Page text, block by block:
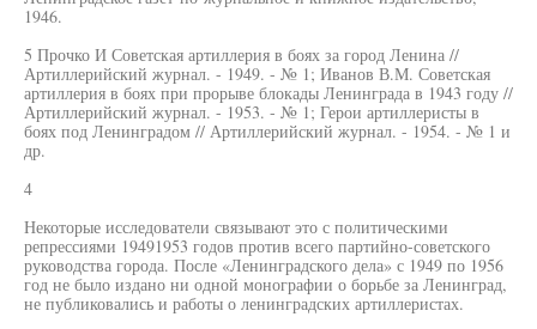
1946.
5 Прочко И Советская артиллерия в боях за город Ленина //
Артиллерийский журнал. - 1949. - № 1; Иванов В.М. Советская
артиллерия в боях при прорыве блокады Ленинграда в 1943 году //
Артиллерийский журнал. - 1953. - № 1; Герои артиллеристы в
боях под Ленинградом // Артиллерийский журнал. - 1954. - № 1 и
др.
4
Некоторые исследователи связывают это с политическими
репрессиями 19491953 годов против всего партийно-советского
руководства города. После «Ленинградского дела» с 1949 по 1956
год не было издано ни одной монографии о борьбе за Ленинград,
не публиковались и работы о ленинградских артиллеристах.